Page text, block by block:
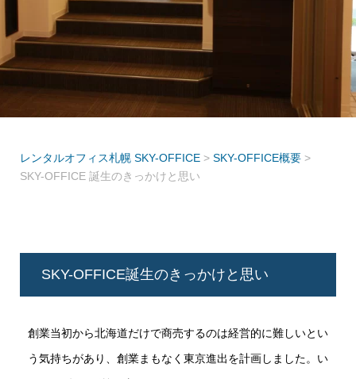
レンタルオフィス札幌 SKY-OFFICE > SKY-OFFICE概要 >
SKY-OFFICE 誕生のきっかけと思い
SKY-OFFICE誕生のきっかけと思い
創業当初から北海道だけで商売するのは経営的に難しいとい
う気持ちがあり、創業まもなく東京進出を計画しました。い